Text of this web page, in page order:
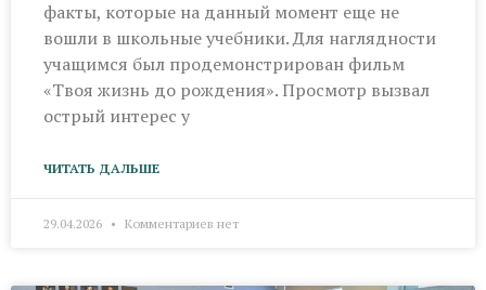
факты, которые на данный момент еще не
вошли в школьные учебники. Для наглядности
учащимся был продемонстрирован фильм
«Твоя жизнь до рождения». Просмотр вызвал
острый интерес у
ЧИТАТЬ ДАЛЬШЕ
29.04.2026 Комментариев нет